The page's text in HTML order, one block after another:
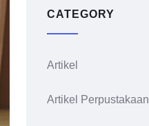
CATEGORY
Artikel
Artikel Perpustakaan